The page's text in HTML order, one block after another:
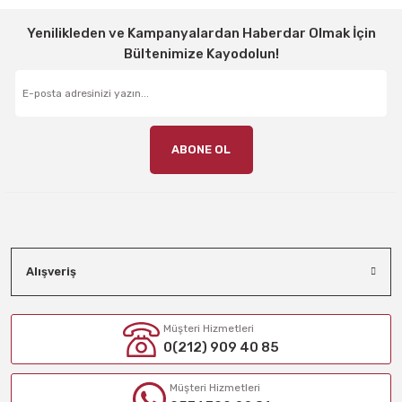
Yenilikleden ve Kampanyalardan Haberdar Olmak İçin
Bültenimize Kayodolun!
ABONE OL
Alışveriş
Müşteri Hizmetleri
0(212) 909 40 85
Müşteri Hizmetleri